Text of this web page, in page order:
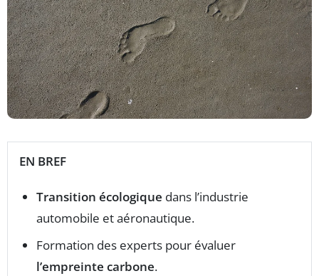
EN BREF
Transition écologique dans l’industrie
automobile et aéronautique.
Formation des experts pour évaluer
l’empreinte carbone.